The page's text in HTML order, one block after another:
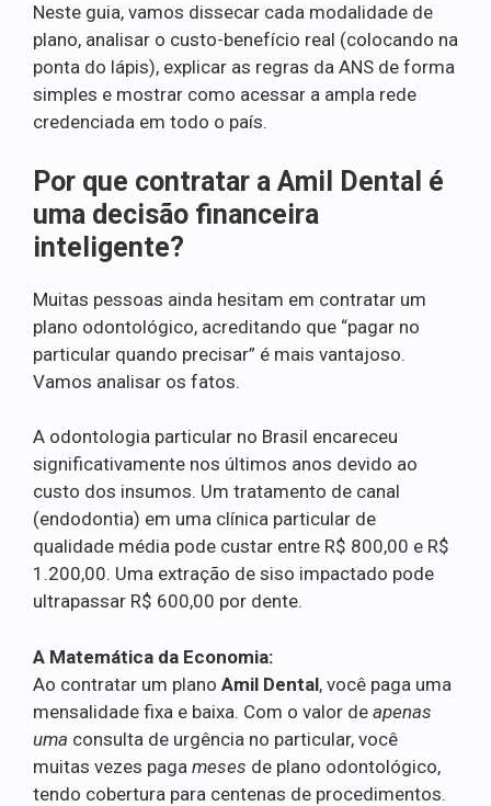
Neste guia, vamos dissecar cada modalidade de
plano, analisar o custo-benefício real (colocando na
ponta do lápis), explicar as regras da ANS de forma
simples e mostrar como acessar a ampla rede
credenciada em todo o país.
Por que contratar a Amil Dental é
uma decisão financeira
inteligente?
Muitas pessoas ainda hesitam em contratar um
plano odontológico, acreditando que “pagar no
particular quando precisar” é mais vantajoso.
Vamos analisar os fatos.
A odontologia particular no Brasil encareceu
significativamente nos últimos anos devido ao
custo dos insumos. Um tratamento de canal
(endodontia) em uma clínica particular de
qualidade média pode custar entre R$ 800,00 e R$
1.200,00. Uma extração de siso impactado pode
ultrapassar R$ 600,00 por dente.
A Matemática da Economia:
Ao contratar um plano Amil Dental, você paga uma
mensalidade fixa e baixa. Com o valor de apenas
uma consulta de urgência no particular, você
muitas vezes paga meses de plano odontológico,
tendo cobertura para centenas de procedimentos.